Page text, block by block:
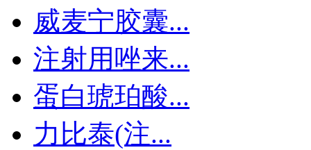
威麦宁胶囊...
注射用唑来...
蛋白琥珀酸...
力比泰(注...